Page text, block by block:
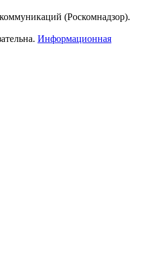
(Роскомнадзор).
Информационная